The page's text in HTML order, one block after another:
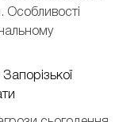
Особливості